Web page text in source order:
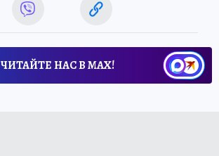
ЧИТАЙТЕ НАС В МАХ!